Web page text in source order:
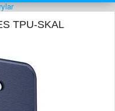
TPU-SKAL